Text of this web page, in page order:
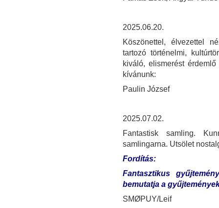
2025.06.20.
Köszönettel, élvezettel
tartozó történelmi,
kiváló, elismerést
kívánunk:
Paulin József
2025.07.02.
Fantastisk samling.
samlingarna. Utsölet
Fordítás:
Fantasztikus
bemutatja a
SMØPUY/Leif